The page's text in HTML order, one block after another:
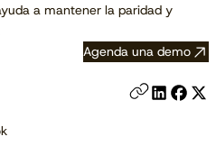
a mantener la paridad y
Agenda una demo